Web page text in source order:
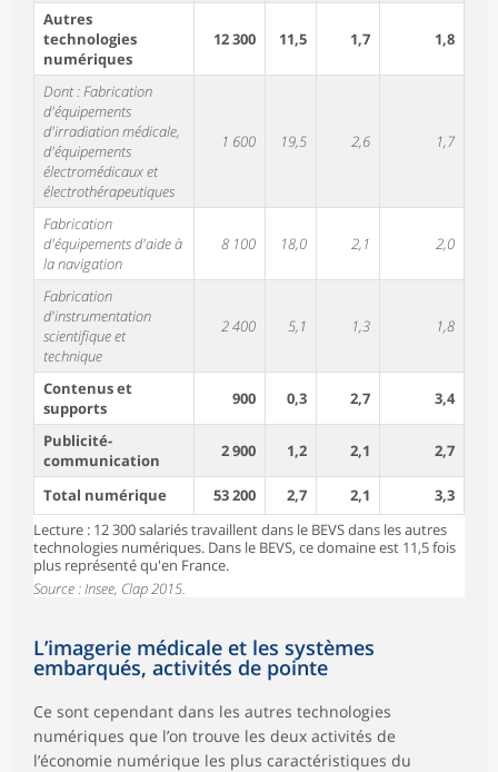
Autres
technologies
numériques
12 300 11,5 1,7 1,8
Dont : Fabrication
d'équipements
d'irradiation médicale,
d'équipements
électromédicaux et
électrothérapeutiques
1 600 19,5 2,6 1,7
Fabrication
d'équipements d'aide à
la navigation
8 100 18,0 2,1 2,0
Fabrication
d'instrumentation
scientifique et
technique
2 400 5,1 1,3 1,8
Contenus et
supports
900 0,3 2,7 3,4
Publicité-
communication
2 900 1,2 2,1 2,7
Total numérique 53 200 2,7 2,1
3,3
Lecture : 12 300 salariés travaillent dans le BEVS dans les autres
technologies numériques. Dans le BEVS, ce domaine est 11,5 fois
plus représenté qu'en France.
Source : Insee, Clap 2015.
L’imagerie médicale et les systèmes
embarqués, activités de pointe
Ce sont cependant dans les autres technologies
numériques que l’on trouve les deux activités de
l’économie numérique les plus caractéristiques du